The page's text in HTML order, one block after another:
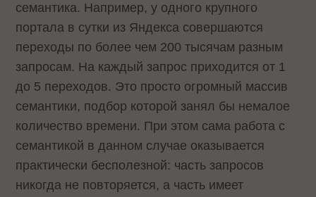
семантика. Например, у одного крупного
портала в сутки из Яндекса совершаются
переходы по более чем 200 тысячам разным
запросам. На каждый запрос приходится от 1
до 5 переходов. Это просто огромный массив
семантики, подбор которой занял бы немалое
количество времени. При этом сама работа с
семантикой в данном случае оказывается
практически бесполезной: часть запросов
никогда не повторяется, а часть имеет